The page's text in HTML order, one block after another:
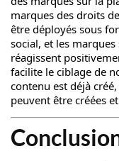
marques des droits
être déployés sous
social, et les marques
réagissent
facilite le ciblage de
contenu est déjà
peuvent être créées